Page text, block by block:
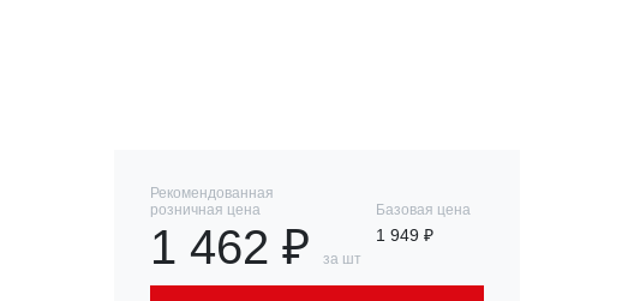
Рекомендованная
розничная цена
1 462 ₽ за шт
Базовая цена
1 949 ₽